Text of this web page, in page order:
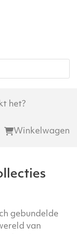
het?
Winkelwagen
gebundelde
van